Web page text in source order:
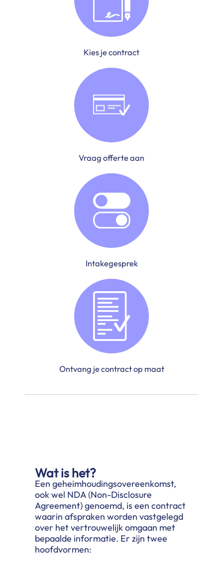
Kies je contract
Vraag offerte aan
Intakegesprek
Ontvang je contract op maat
Wat is het?
Een geheimhoudingsovereenkomst,
ook wel NDA (Non-Disclosure
Agreement) genoemd, is een contract
waarin afspraken worden vastgelegd
over het vertrouwelijk omgaan met
bepaalde informatie. Er zijn twee
hoofdvormen: